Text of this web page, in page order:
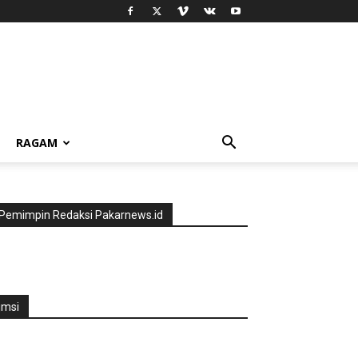
RAGAM
Pemimpin Redaksi Pakarnews.id